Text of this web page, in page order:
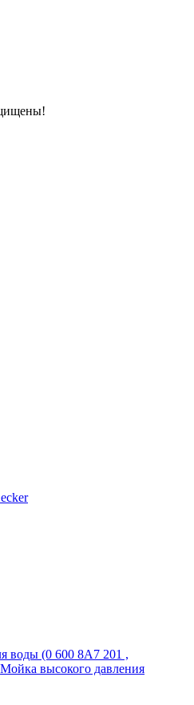
воды (0 600 8A7 201 ,
Мойка высокого давления